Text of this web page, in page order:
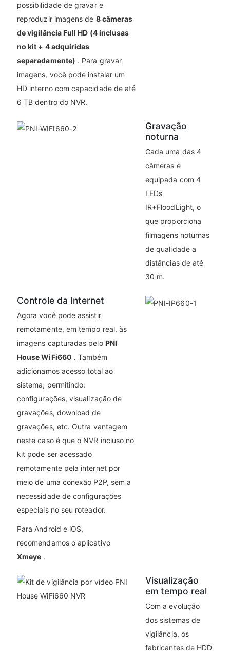
possibilidade de gravar e
reproduzir imagens de 8 câmeras
de vigilância Full HD (4 inclusas
no kit + 4 adquiridas
separadamente) . Para gravar
imagens, você pode instalar um
HD interno com capacidade de até
6 TB dentro do NVR.
Gravação
noturna
Cada uma das 4
câmeras é
equipada com 4
LEDs
IR+FloodLight, o
que proporciona
filmagens noturnas
de qualidade a
distâncias de até
30 m.
Controle da Internet
Agora você pode assistir
remotamente, em tempo real, às
imagens capturadas pelo PNI
House WiFi660 . Também
adicionamos acesso total ao
sistema, permitindo:
configurações, visualização de
gravações, download de
gravações, etc. Outra vantagem
neste caso é que o NVR incluso no
kit pode ser acessado
remotamente pela internet por
meio de uma conexão P2P, sem a
necessidade de configurações
especiais no seu roteador.
Para Android e iOS,
recomendamos o aplicativo
Xmeye .
Visualização
em tempo real
Com a evolução
dos sistemas de
vigilância, os
fabricantes de HDD